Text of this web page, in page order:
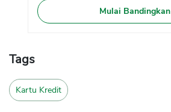
Mulai Bandingkan
Tags
Kartu Kredit